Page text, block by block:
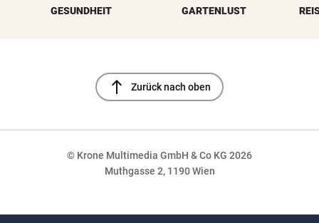
GESUNDHEIT GARTENLUST
north Zurück nach oben
© Krone Multimedia GmbH & Co KG 2026
Muthgasse 2, 1190 Wien
NaN%